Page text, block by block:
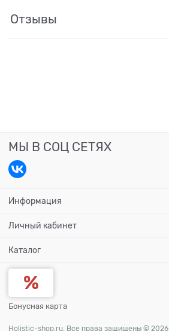
Отзывы
МЫ В СОЦ СЕТЯХ
Информация
Личный кабинет
Каталог
Бонусная карта
Holistic-shop.ru. Все права защищены © 2026